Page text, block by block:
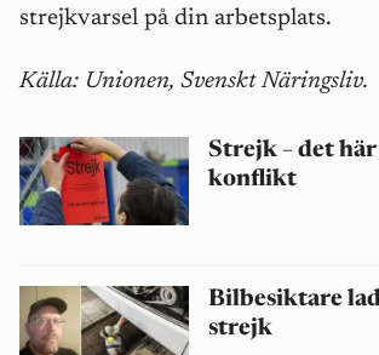
strejkvarsel på din arbetsplats.
Källa: Unionen, Svenskt Näringsliv.
Strejk – det
konflikt
Bilbesiktare
strejk